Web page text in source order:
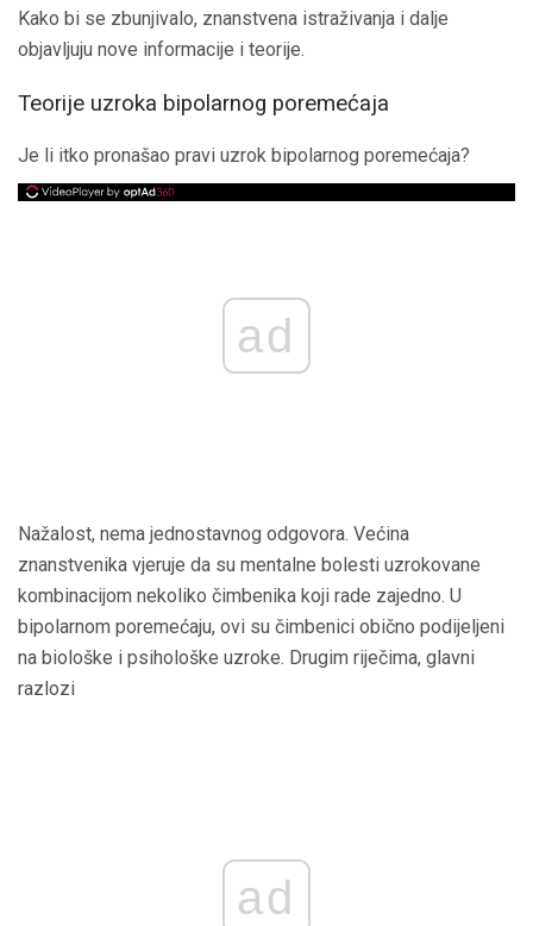
Kako bi se zbunjivalo, znanstvena istraživanja i dalje
objavljuju nove informacije i teorije.
Teorije uzroka bipolarnog poremećaja
Je li itko pronašao pravi uzrok bipolarnog poremećaja?
ad
Nažalost, nema jednostavnog odgovora. Većina
znanstvenika vjeruje da su mentalne bolesti uzrokovane
kombinacijom nekoliko čimbenika koji rade zajedno. U
bipolarnom poremećaju, ovi su čimbenici obično podijeljeni
na biološke i psihološke uzroke. Drugim riječima, glavni
razlozi
ad